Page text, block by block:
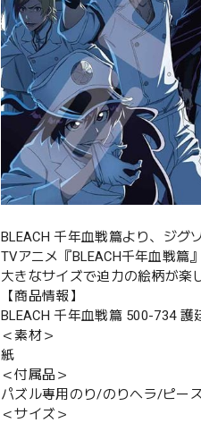
BLEACH 千年血戦篇より、ジグ
TVアニメ『BLEACH千年血戦篇
大きなサイズで迫力の絵柄が楽
【商品情報】
BLEACH 千年血戦篇 500-734 護
＜素材＞
紙
＜付属品＞
パズル専用のり/のりヘラ/ピー
＜サイズ＞